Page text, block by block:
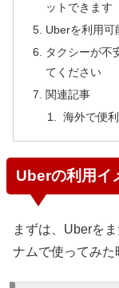
ットできます
Uberを利用可
タクシーが不
てください
関連記事
海外で便
Uberの利用イ
まずは、Uberを
ナムで使ってみた